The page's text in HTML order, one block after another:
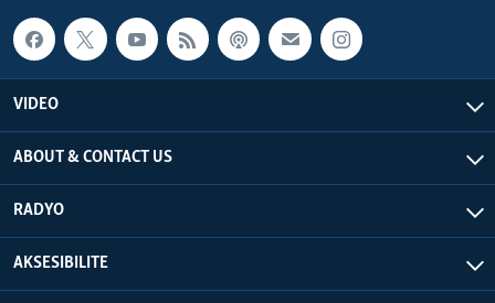
VIDEO
ABOUT & CONTACT US
RADYO
AKSESIBILITE